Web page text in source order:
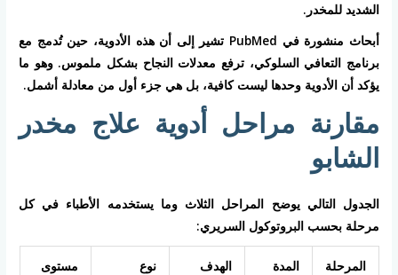
الشديد للمخدر.
أبحاث منشورة في PubMed تشير إلى أن هذه الأدوية، حين تُدمج مع
برنامج التعافي السلوكي، ترفع معدلات النجاح بشكل ملموس. وهو ما
يؤكد أن الأدوية وحدها ليست كافية، بل هي جزء أول من معادلة أشمل.
مقارنة مراحل أدوية علاج مخدر
الشابو
الجدول التالي يوضح المراحل الثلاث وما يستخدمه الأطباء في كل
مرحلة بحسب البروتوكول السريري:
المرحلة
المدة
الهدف
نوع
مستوى